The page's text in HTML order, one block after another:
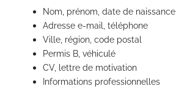
Nom, prénom, date de naissance
Adresse e-mail, téléphone
Ville, région, code postal
Permis B, véhiculé
CV, lettre de motivation
Informations professionnelles